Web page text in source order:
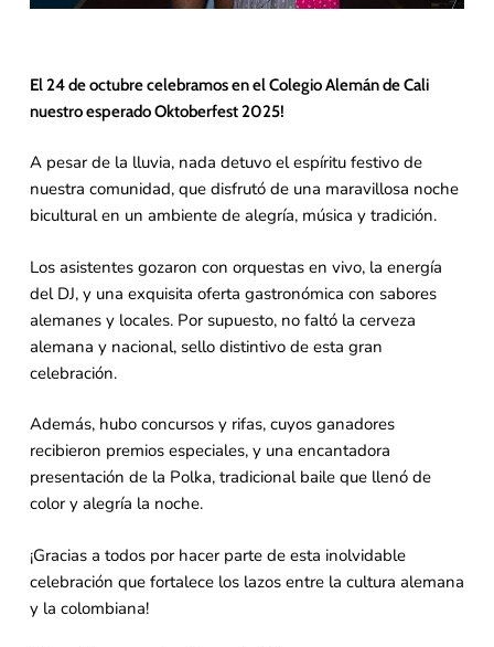
El 24 de octubre celebramos en el Colegio Alemán de Cali
nuestro esperado Oktoberfest 2025!
A pesar de la lluvia, nada detuvo el espíritu festivo de
nuestra comunidad, que disfrutó de una maravillosa noche
bicultural en un ambiente de alegría, música y tradición.
Los asistentes gozaron con orquestas en vivo, la energía
del DJ, y una exquisita oferta gastronómica con sabores
alemanes y locales. Por supuesto, no faltó la cerveza
alemana y nacional, sello distintivo de esta gran
celebración.
Además, hubo concursos y rifas, cuyos ganadores
recibieron premios especiales, y una encantadora
presentación de la Polka, tradicional baile que llenó de
color y alegría la noche.
¡Gracias a todos por hacer parte de esta inolvidable
celebración que fortalece los lazos entre la cultura alemana
y la colombiana!